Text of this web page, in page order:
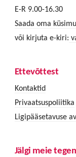
E-R 9.00-16.30
Saada oma
või kirjuta e-kiri:
Ettevõttest
Kontaktid
Privaatsuspoliitika
Ligipääsetavuse
Jälgi meie